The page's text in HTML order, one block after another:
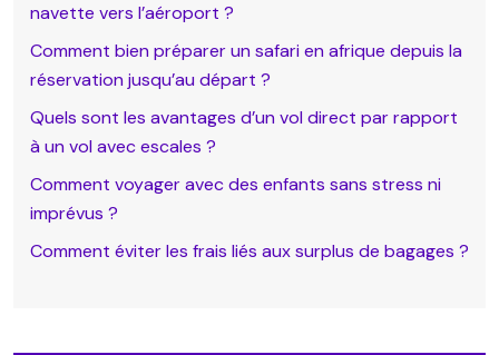
navette vers l’aéroport ?
Comment bien préparer un safari en afrique depuis la
réservation jusqu’au départ ?
Quels sont les avantages d’un vol direct par rapport
à un vol avec escales ?
Comment voyager avec des enfants sans stress ni
imprévus ?
Comment éviter les frais liés aux surplus de bagages ?